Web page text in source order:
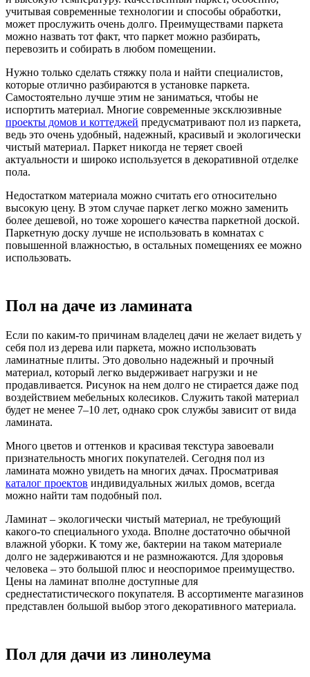
учитывая современные технологии и способы обработки,
может прослужить очень долго. Преимуществами паркета
можно назвать тот факт, что паркет можно разбирать,
перевозить и собирать в любом помещении.
Нужно только сделать стяжку пола и найти специалистов,
которые отлично разбираются в установке паркета.
Самостоятельно лучше этим не заниматься, чтобы не
испортить материал. Многие современные эксклюзивные
проекты домов и коттеджей предусматривают пол из паркета,
ведь это очень удобный, надежный, красивый и экологически
чистый материал. Паркет никогда не теряет своей
актуальности и широко используется в декоративной отделке
пола.
Недостатком материала можно считать его относительно
высокую цену. В этом случае паркет легко можно заменить
более дешевой, но тоже хорошего качества паркетной доской.
Паркетную доску лучше не использовать в комнатах с
повышенной влажностью, в остальных помещениях ее можно
использовать.
Пол на даче из ламината
Если по каким-то причинам владелец дачи не желает видеть у
себя пол из дерева или паркета, можно использовать
ламинатные плиты. Это довольно надежный и прочный
материал, который легко выдерживает нагрузки и не
продавливается. Рисунок на нем долго не стирается даже под
воздействием мебельных колесиков. Служить такой материал
будет не менее 7–10 лет, однако срок службы зависит от вида
ламината.
Много цветов и оттенков и красивая текстура завоевали
признательность многих покупателей. Сегодня пол из
ламината можно увидеть на многих дачах. Просматривая
каталог проектов индивидуальных жилых домов, всегда
можно найти там подобный пол.
Ламинат – экологически чистый материал, не требующий
какого-то специального ухода. Вполне достаточно обычной
влажной уборки. К тому же, бактерии на таком материале
долго не задерживаются и не размножаются. Для здоровья
человека – это большой плюс и неоспоримое преимущество.
Цены на ламинат вполне доступные для
среднестатистического покупателя. В ассортименте магазинов
представлен большой выбор этого декоративного материала.
Пол для дачи из линолеума